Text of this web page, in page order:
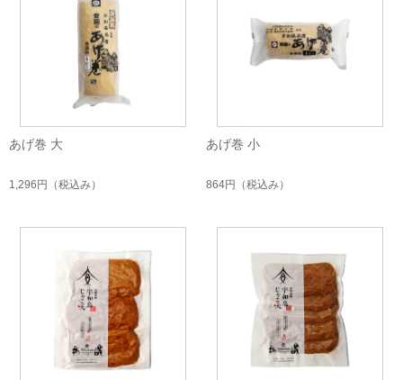
あげ巻 大
1,296円 （税込み）
あげ巻 小
864円 （税込み）